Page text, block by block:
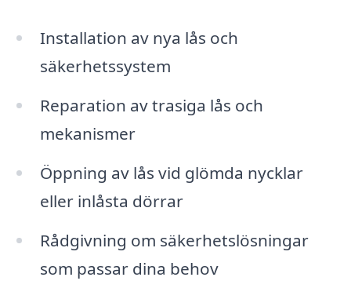
Installation av nya lås och
säkerhetssystem
Reparation av trasiga lås och
mekanismer
Öppning av lås vid glömda nycklar
eller inlåsta dörrar
Rådgivning om säkerhetslösningar
som passar dina behov